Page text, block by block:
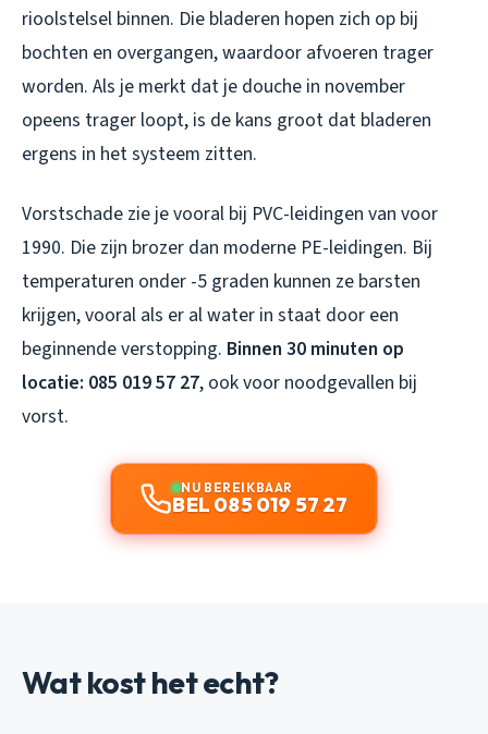
rioolstelsel binnen. Die bladeren hopen zich op bij
bochten en overgangen, waardoor afvoeren trager
worden. Als je merkt dat je douche in november
opeens trager loopt, is de kans groot dat bladeren
ergens in het systeem zitten.
Vorstschade zie je vooral bij PVC-leidingen van voor
1990. Die zijn brozer dan moderne PE-leidingen. Bij
temperaturen onder -5 graden kunnen ze barsten
krijgen, vooral als er al water in staat door een
beginnende verstopping. Binnen 30 minuten op
locatie: 085 019 57 27, ook voor noodgevallen bij
vorst.
NU BEREIKBAAR
BEL 085 019 57 27
Wat kost het echt?